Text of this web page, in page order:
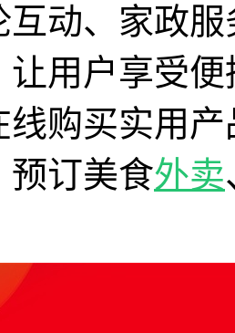
互动、家政
让用户享受
线购买实用
预订美食外卖